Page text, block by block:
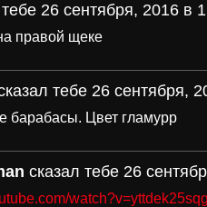
26 сентября, 2016 в
правой щеке
тебе 26 сентября,
барабасы. Цвет гламурр
сказал тебе 26